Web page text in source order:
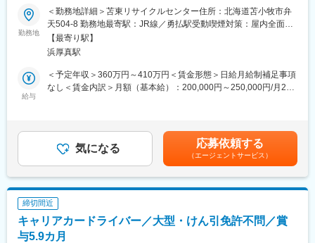
入社後は先輩社員に同行しながらOJTにて業務を覚えていただき
ます。また、業務に必要な資格の取得を目指していただくにあた
り、勉強諸費用、受験費用、合格申請費用などの費用負担の支援
制度があります。
また、合格時のお祝い金制度も整っております。
資格は一度取得いただくとずっと生かせるものですので、長くご
活躍いただける方歓迎です！
します。社用車での出勤、直行直帰も可能です。
◎基本的に泊りがけの出張はなく、日帰りで帰ってくることがで
がら働くことが可能です。
■当社について：
ライトレート株式会社は、札幌市内及び近郊のお客様に対し、燃
料小売や各種機器の販売・メンテナンスを行っています。
日／賞与年2回＋期末手当あり／月残業平均10時間／マイカー通
勤可、駐車場あり～
■職務内容：
産業廃棄物の収集・運搬作業に従事します。
廃棄物の種類については、汚泥、廃プラスチック類、木くず、繊
維くず、ゴムくず、金属くずなど工場・建設現場から出た廃棄物
や、動植物性残さなど自然由来のものまで様々です。
◎大型または４ｔダンプ、トラック等の車両を運転し、廃棄物を
◎運転がメインですが、積み込み作業に従事する場合もありま
す。
【変更の範囲：会社の定める業務】
廃棄物の収集運搬から最終処分までを行い、循環型社会の一端を
担う企業として、安全・適正処理を心がけ、事業活動を通じて、
より一層地球や人にやさしい環境づくりを目指す活気のある会社
です。
勤務地
＜勤務地詳細＞苫東リサイクルセンター住所：北海道苫小牧市弁
天504-8 勤務地最寄駅：JR線／勇払駅受動喫煙対策：屋内全面禁
煙変更の範囲：会社の定める事業所
【最寄り駅】
浜厚真駅
給与
＜予定年収＞360万円～410万円＜賃金形態＞日給月給制補足事項
なし＜賃金内訳＞月額（基本給）：200,000円～250,000円/月22
た金額になります。■賞与：年2回※過去実績…計2.60ヶ月分■昇
給：年1回※過去実績…4,500円～6,000円/月■暖房手当（冬季）：
上限120,000円■期末手当（業績により支給）賃金はあくまでも目
安の金額であり、選考を通じて上下する可能性があります。月給
(月額)は固定手当を含めた表記です。
気になる 応募依頼する
（エージェントサービス）
締切間近
キャリアカードライバー／大型・けん引免許不問／賞
与5.9カ月